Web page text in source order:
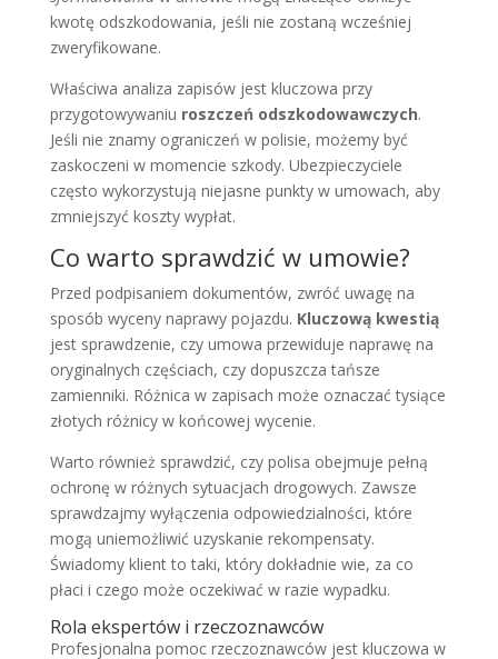
kwotę odszkodowania, jeśli nie zostaną wcześniej
zweryfikowane.
Właściwa analiza zapisów jest kluczowa przy
przygotowywaniu roszczeń odszkodowawczych.
Jeśli nie znamy ograniczeń w polisie, możemy być
zaskoczeni w momencie szkody. Ubezpieczyciele
często wykorzystują niejasne punkty w umowach, aby
zmniejszyć koszty wypłat.
Co warto sprawdzić w umowie?
Przed podpisaniem dokumentów, zwróć uwagę na
sposób wyceny naprawy pojazdu. Kluczową kwestią
jest sprawdzenie, czy umowa przewiduje naprawę na
oryginalnych częściach, czy dopuszcza tańsze
zamienniki. Różnica w zapisach może oznaczać tysiące
złotych różnicy w końcowej wycenie.
Warto również sprawdzić, czy polisa obejmuje pełną
ochronę w różnych sytuacjach drogowych. Zawsze
sprawdzajmy wyłączenia odpowiedzialności, które
mogą uniemożliwić uzyskanie rekompensaty.
Świadomy klient to taki, który dokładnie wie, za co
płaci i czego może oczekiwać w razie wypadku.
Rola ekspertów i rzeczoznawców
Profesjonalna pomoc rzeczoznawców jest kluczowa w